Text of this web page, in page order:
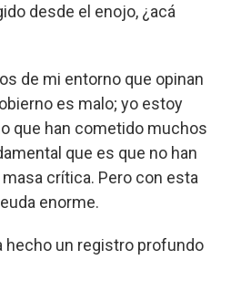
desde el enojo, ¿acá
de mi entorno que opinan
es malo; yo estoy
que han cometido muchos
que es que no han
crítica. Pero con esta
enorme.
hecho un registro profundo